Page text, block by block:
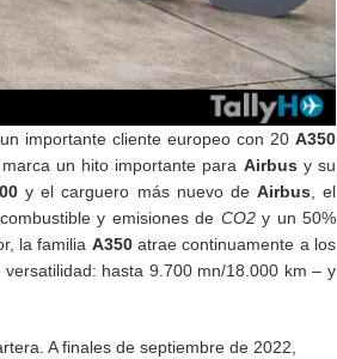
importante cliente europeo con 20A350
un hito importante para Airbus y su
y el carguero más nuevo de Airbus, el
y emisiones de CO2y un 50%
la familia A350atrae continuamente a los
hasta 9.700 mn/18.000 km – y
A finales de septiembre de 2022,